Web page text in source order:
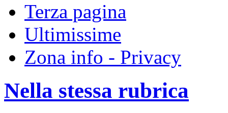
Terza pagina
Ultimissime
Zona info - Privacy
Nella stessa rubrica